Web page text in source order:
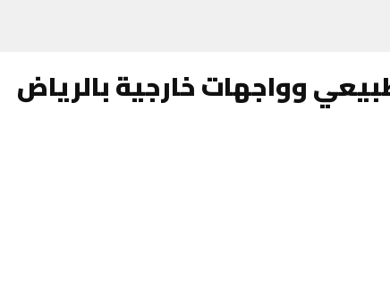
وواجهات خارجية بالرياض